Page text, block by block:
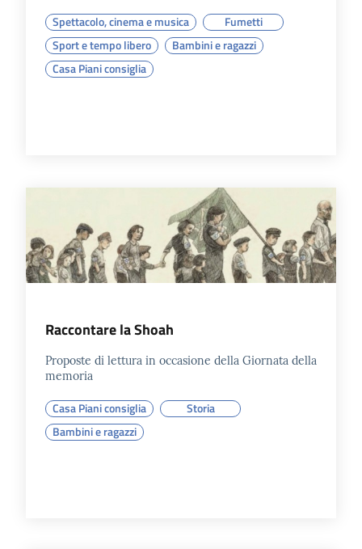
Spettacolo, cinema e musica
Fumetti
Sport e tempo libero
Bambini e ragazzi
Casa Piani consiglia
Raccontare la Shoah
Proposte di lettura in occasione della Giornata della
memoria
Casa Piani consiglia
Storia
Bambini e ragazzi